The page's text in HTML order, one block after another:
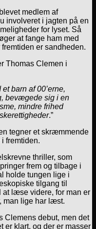
medlem af
involveret i jagten på en
for lyset. Så
at fange ham med
er sandheden.
Thomas Clemen i
barn af 00’erne,
bevægede sig i en
mindre frihed
.”
tegner et skræmmende
fremtiden.
thriller, som
frem og tilbage i
holde tungen lige i
tilgang til
læse videre, for man er
man lige har læst.
Clemens debut, men det
er klart, og der er masser